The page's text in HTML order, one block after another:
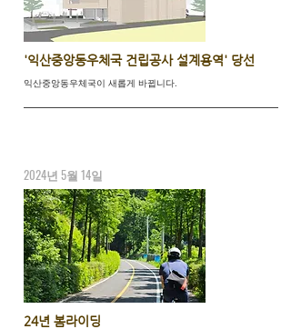
'익산중앙동우체국 건립공사 설계용역' 당선
익산중앙동우체국이 새롭게 바뀝니다.
2024년 5월 14일
24년 봄라이딩